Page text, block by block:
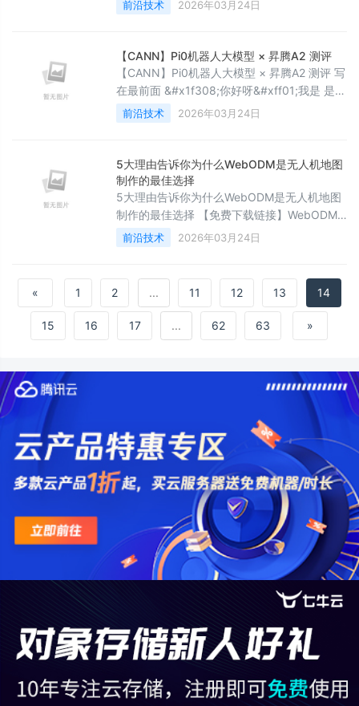
考&#xff0c;按需选择。过往十年&#xff0c;中国
到了产业规模化的验证&#xff0c;机器人产品的
整体制造能力也开始向全球输出。与此同时
&#xff0c;机器人产业正在更加紧密地与人工智
能融合&#xff0
前沿技术 2026年03月24日
【CANN】Pi0机器人大模型 × 昇腾A2 测评
【CANN】Pi0机器人大模型 × 昇腾A2 测评 写
在最前面 &#x1f308;你好呀&#xff01;我是 是
Yu欸 &#x1f680; 感谢你的陪伴与支持~ 欢迎添
加文末好友 &#x1f30c; 在所有感兴趣的领域扩
写在最前面 版权声明&#xff1a;本文为原创
&#xff0c;遵循 CC 4.
前沿技术 2026年03月24日
5大理由告诉你为什么WebODM是无人机地图
制作的最佳选择
5大理由告诉你为什么WebODM是无人机地图
制作的最佳选择 【免费下载链接】WebODM
User-friendly, commercial-grade software
for processing aerial imagery. &#x1f6e9; 项
前沿技术 2026年03月24日
« 1 2 ... 11 12 13 14
15 16 17 ... 62 63 »